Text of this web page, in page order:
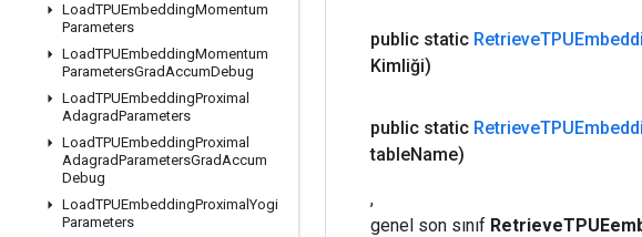
LoadTPUEmbeddingMomentum
Parameters
LoadTPUEmbeddingMomentum
ParametersGradAccumDebug
LoadTPUEmbeddingProximal
AdagradParameters
LoadTPUEmbeddingProximal
AdagradParametersGradAccum
Debug
LoadTPUEmbeddingProximalYogi
Parameters
public static Retrieve
Kimliği)
public static Retrieve
tableName)
,
genel son sınıf